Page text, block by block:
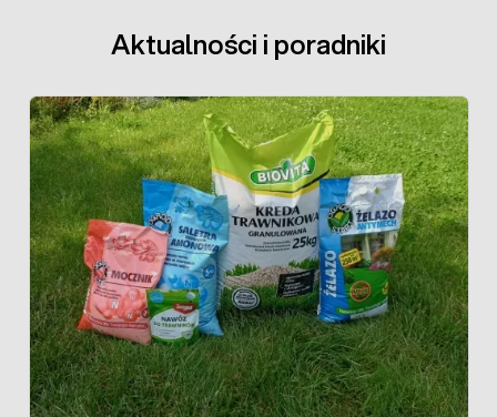
Aktualności i poradniki